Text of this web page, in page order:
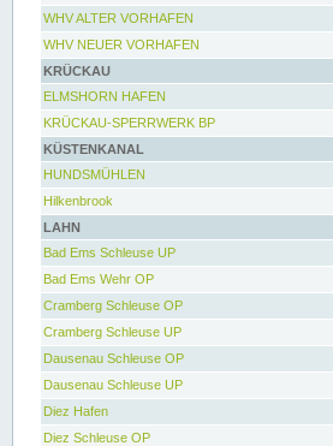
WHV ALTER VORHAFEN
WHV NEUER VORHAFEN
KRÜCKAU
ELMSHORN HAFEN
KRÜCKAU-SPERRWERK BP
KÜSTENKANAL
HUNDSMÜHLEN
Hilkenbrook
LAHN
Bad Ems Schleuse UP
Bad Ems Wehr OP
Cramberg Schleuse OP
Cramberg Schleuse UP
Dausenau Schleuse OP
Dausenau Schleuse UP
Diez Hafen
Diez Schleuse OP